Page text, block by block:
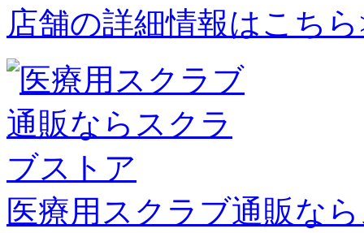
店舗の詳細情報はこち
医療用スクラブ通販な